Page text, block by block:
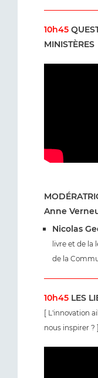
10h45
MINISTÈRES
Anne
Nicolas
livre et de la
de la
10h45 LES
[ L'innovation
nous inspirer ? ]